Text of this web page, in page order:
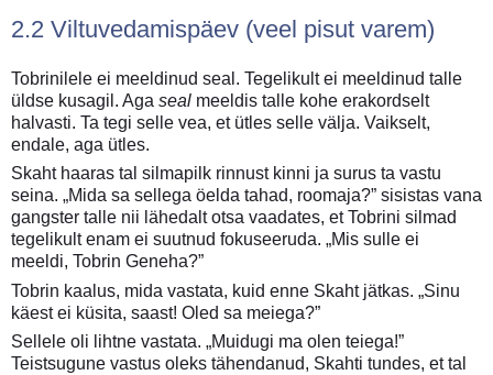
2.2 Viltuvedamispäev (veel pisut varem)
Tobrinilele ei meeldinud seal. Tegelikult ei meeldinud talle
üldse kusagil. Aga seal meeldis talle kohe erakordselt
halvasti. Ta tegi selle vea, et ütles selle välja. Vaikselt,
endale, aga ütles.
Skaht haaras tal silmapilk rinnust kinni ja surus ta vastu
seina. „Mida sa sellega öelda tahad, roomaja?” sisistas vana
gangster talle nii lähedalt otsa vaadates, et Tobrini silmad
tegelikult enam ei suutnud fokuseeruda. „Mis sulle ei
meeldi, Tobrin Geneha?”
Tobrin kaalus, mida vastata, kuid enne Skaht jätkas. „Sinu
käest ei küsita, saast! Oled sa meiega?”
Sellele oli lihtne vastata. „Muidugi ma olen teiega!”
Teistsugune vastus oleks tähendanud, Skahti tundes, et tal